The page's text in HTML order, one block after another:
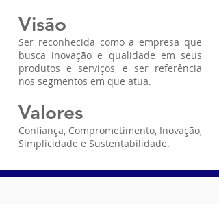
Visão
Ser reconhecida como a empresa que
busca inovação e qualidade em seus
produtos e serviços, e ser referência
nos segmentos em que atua.
Valores
Confiança, Comprometimento, Inovação,
Simplicidade e Sustentabilidade.